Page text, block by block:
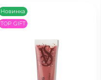
Новинка
TOP GIFT